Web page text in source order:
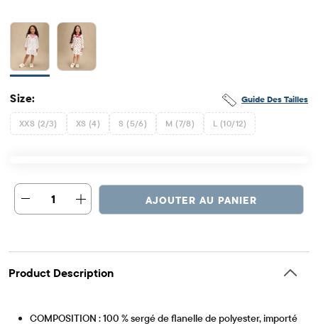
Guide Des Tailles
Size:
XXS (2/3) XS (4) S (5/6) M (7/8) L (10/12)
1 AJOUTER AU PANIER
Product Description
COMPOSITION : 100 % sergé de flanelle de polyester, importé